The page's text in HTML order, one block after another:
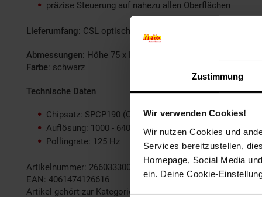
Zustimmung
Wir verwenden Cookies!
Wir nutzen Cookies und
Services bereitzustellen,
Homepage, Social Media
ein. Deine Cookie-
präzise Steuerung auf nahezu allen Oberflächen
Lieferumfang: CSL optische kabelgebundene Vertikal-Maus
Abmessungen: Höhe 75 x Breite 75 x Länge 135 mm |
Farbe: schwarz
Technische Daten
Chipsatz: SPCP190 (Optisch, RED LED. 32IPS, 12G)
Auflösung: 1000 - 6400 dpi / 3 dpi Stufen (1000/1600/
Pollingrate: 125 Hz
Artikelnummer: 2660333000
EAN: 4061474126616
Artikel gehört zur Kategorie:Gaming Mäuse & Tastaturen